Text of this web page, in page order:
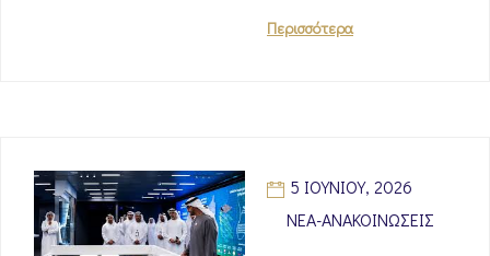
Περισσότερα
5 ΙΟΥΝΊΟΥ, 2026
ΝΈΑ-ΑΝΑΚΟΙΝΏΣΕΙΣ